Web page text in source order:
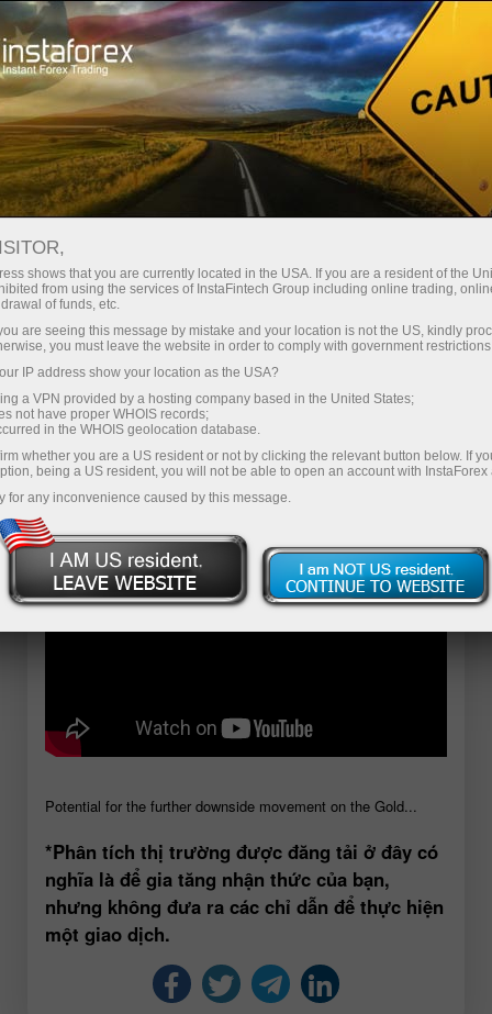
For Traders Analytical Reviews Technical analysis
11.09.2023: Forex Analysis &
Reviews: Video market update for
September 11, 2023
dịch
Potential for the further downside movement on the Gold...
*Phân tích thị trường được đăng tải ở đây có
nghĩa là để gia tăng nhận thức của bạn,
nhưng không đưa ra các chỉ dẫn để thực hiện
một giao dịch.
shows that you are currently located in the USA. If you are a resident of the
from using the services of InstaFintech Group including online trading,
of funds, etc.
are seeing this message by mistake and your location is not the US, kindly
you must leave the website in order to comply with government
IP address show your location as the USA?
a VPN provided by a hosting company based in the United States;
not have proper WHOIS records;
in the WHOIS geolocation database.
whether you are a US resident or not by clicking the relevant button below. If
being a US resident, you will not be able to open an account with InstaForex
for any inconvenience caused by this message.